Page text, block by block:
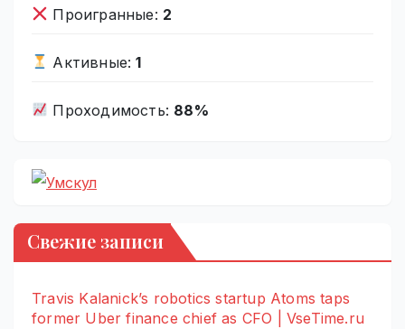
Проигранные: 2
Активные:1
Проходимость: 88%
Свежие записи
Travis Kalanick’s robotics startup Atoms taps
former Uber finance chief as CFO | VseTime.ru